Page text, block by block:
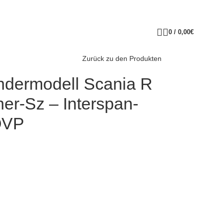
0 / 0,00€
Zurück zu den Produkten
Scania R
Sz – Interspan-